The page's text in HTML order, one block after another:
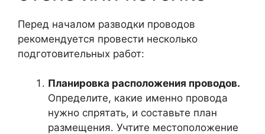
Перед началом разводки проводов
рекомендуется провести несколько
подготовительных работ:
Планировка расположения проводов.
Определите, какие именно провода
нужно спрятать, и составьте план
размещения. Учтите местоположение